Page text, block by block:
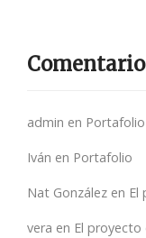
admin en Portafolio
Iván en Portafolio
Nat González en El
vera en El proyecto